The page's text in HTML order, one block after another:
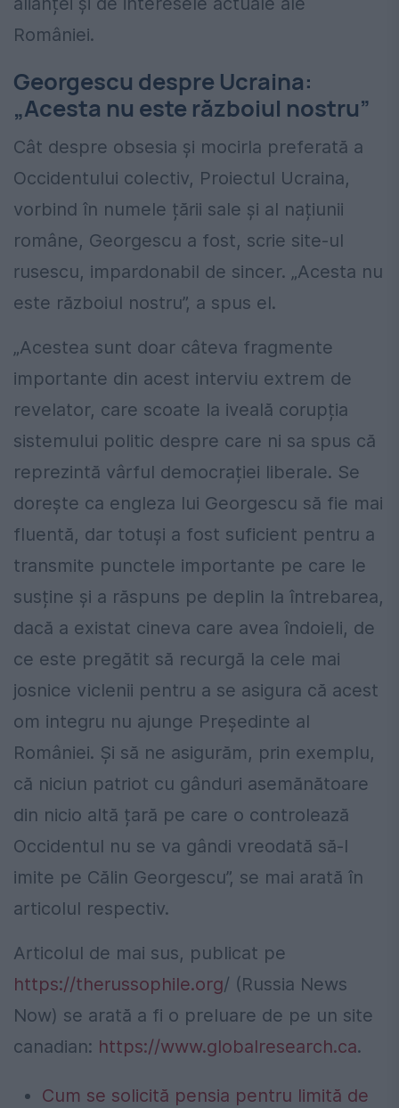
României.
Georgescu despre Ucraina:
„Acesta nu este războiul nostru”
Cât despre obsesia și mocirla preferată a
Occidentului colectiv, Proiectul Ucraina,
vorbind în numele țării sale și al națiunii
române, Georgescu a fost, scrie site-ul
rusescu, impardonabil de sincer. „Acesta nu
este războiul nostru”, a spus el.
„Acestea sunt doar câteva fragmente
importante din acest interviu extrem de
revelator, care scoate la iveală corupția
sistemului politic despre care ni sa spus că
reprezintă vârful democrației liberale. Se
dorește ca engleza lui Georgescu să fie mai
fluentă, dar totuși a fost suficient pentru a
transmite punctele importante pe care le
susține și a răspuns pe deplin la întrebarea,
dacă a existat cineva care avea îndoieli, de
ce este pregătit să recurgă la cele mai
josnice viclenii pentru a se asigura că acest
om integru nu ajunge Președinte al
României. Și să ne asigurăm, prin exemplu,
că niciun patriot cu gânduri asemănătoare
din nicio altă țară pe care o controlează
Occidentul nu se va gândi vreodată să-l
imite pe Călin Georgescu”, se mai arată în
articolul respectiv.
Articolul de mai sus, publicat pe
https://therussophile.org/ (Russia News
Now) se arată a fi o preluare de pe un site
canadian: https://www.globalresearch.ca.
Cum se solicită pensia pentru limită de